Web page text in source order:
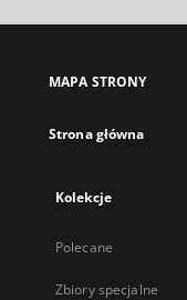
MAPA STRONY
Strona główna
Kolekcje
Polecane
Zbiory specjalne